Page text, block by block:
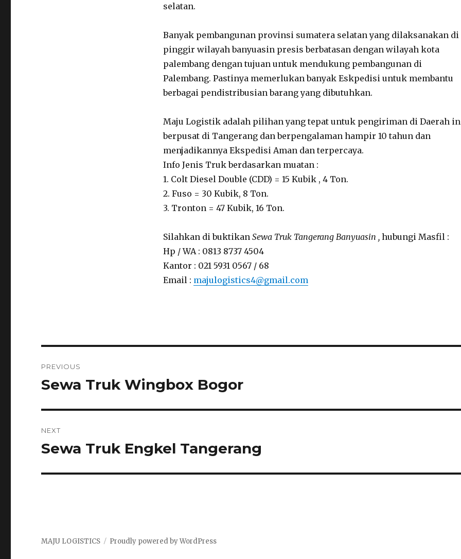
selatan.
Banyak pembangunan provinsi sumatera selatan yang dilaksanakan di
pinggir wilayah banyuasin presis berbatasan dengan wilayah kota
palembang dengan tujuan untuk mendukung pembangunan di
Palembang. Pastinya memerlukan banyak Eskpedisi untuk membantu
berbagai pendistribusian barang yang dibutuhkan.
Maju Logistik adalah pilihan yang tepat untuk pengiriman di Daerah
berpusat di Tangerang dan berpengalaman hampir 10 tahun dan
menjadikannya Ekspedisi Aman dan terpercaya.
Info Jenis Truk berdasarkan muatan :
1. Colt Diesel Double (CDD) = 15 Kubik , 4 Ton.
2. Fuso = 30 Kubik, 8 Ton.
3. Tronton = 47 Kubik, 16 Ton.
Silahkan di buktikan Sewa Truk Tangerang Banyuasin , hubungi Masfil :
Hp / WA : 0813 8737 4504
Kantor : 021 5931 0567 / 68
Email : majulogistics4@gmail.com
navigation
PREVIOUS
Previous
Sewa Truk Wingbox Bogor
NEXT
Next
Sewa Truk Engkel Tangerang
MAJU LOGISTICS Proudly powered by WordPress